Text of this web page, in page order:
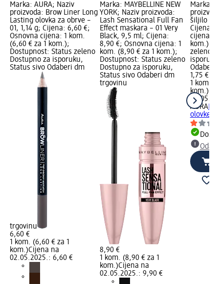
Marka: AURA; Naziv
proizvoda: Brow Liner Long
Lasting olovka za obrve –
01, 1,14 g; Cijena: 6,60 €;
Osnovna cijena: 1 kom.
(6,60 € za 1 kom.);
Dostupnost: Status zeleno
Dostupno za isporuku,
Status sivo Odaberi dm
trgovinu
6,60 €
1 kom. (6,60 € za 1
kom.)Cijena na
02.05.2025.: 6,60 €
Marka: MAYBELLINE NEW
YORK; Naziv proizvoda:
Lash Sensational Full Fan
Effect maskara – 01 Very
Black, 9,5 ml; Cijena:
8,90 €; Osnovna cijena: 1
kom. (8,90 € za 1 kom.);
Dostupnost: Status zeleno
Dostupno za isporuku,
Status sivo Odaberi dm
trgovinu
8,90 €
1 kom. (8,90 € za 1
kom.)Cijena na
02.05.2025.: 9,90 €
Marka:
šiljilo za
Cijena:
cijena: 1
kom.);
zeleno
Odaberi
1,75 €
1 kom.
kom.)
AURA
olovke,